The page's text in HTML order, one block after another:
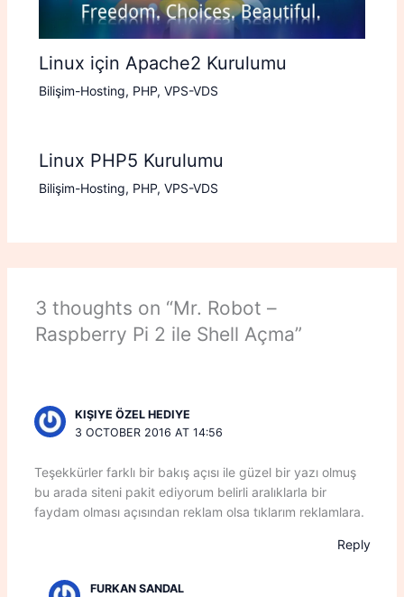
Linux için Apache2 Kurulumu
Bilişim-Hosting, PHP, VPS-VDS
Linux PHP5 Kurulumu
Bilişim-Hosting, PHP, VPS-VDS
3 thoughts on “Mr. Robot –
Raspberry Pi 2 ile Shell Açma”
KIŞIYE ÖZEL HEDIYE
3 OCTOBER 2016 AT 14:56
Teşekkürler farklı bir bakış açısı ile güzel bir yazı olmuş
bu arada siteni pakit ediyorum belirli aralıklarla bir
faydam olması açısından reklam olsa tıklarım reklamlara.
Reply
FURKAN SANDAL